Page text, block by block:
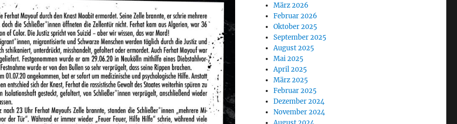
März 2026
Februar 2026
Oktober 2025
September 2025
August 2025
Mai 2025
April 2025
März 2025
Februar 2025
Dezember 2024
November 2024